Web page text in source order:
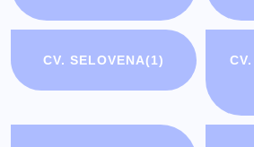
CV. SELOVENA(1)